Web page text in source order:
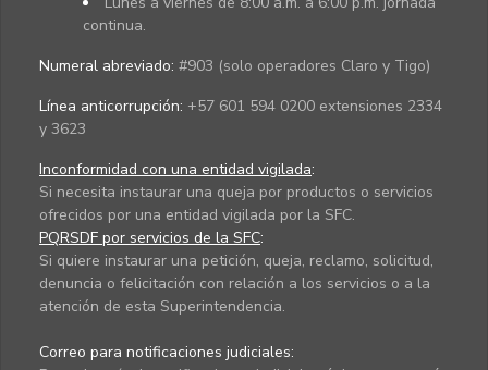
continua.
Numeral abreviado: #903 (solo operadores Claro y Tigo)
Línea anticorrupción: +57 601 594 0200 extensiones 2334
y 3623
Inconformidad con una entidad vigilada:
Si necesita instaurar una queja por productos o servicios
ofrecidos por una entidad vigilada por la SFC.
PQRSDF por servicios de la SFC:
Si quiere instaurar una petición, queja, reclamo, solicitud,
denuncia o felicitación con relación a los servicios o a la
atención de esta Superintendencia.
Correo para notificaciones judiciales: